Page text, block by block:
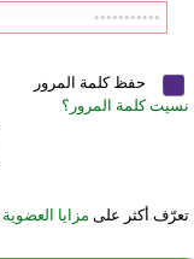
حفظ كلمة المرور
نسيت كلمة المرور؟
تعرّف أكثر على مزايا العضوية